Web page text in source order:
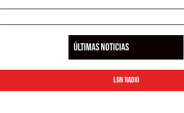
ÚLTIMAS NOTICIAS
LGN Radio